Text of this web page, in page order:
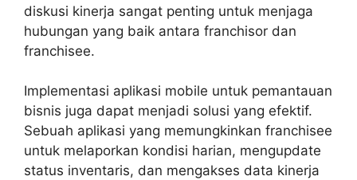
diskusi kinerja sangat penting untuk menjaga
hubungan yang baik antara franchisor dan
franchisee.
Implementasi aplikasi mobile untuk pemantauan
bisnis juga dapat menjadi solusi yang efektif.
Sebuah aplikasi yang memungkinkan franchisee
untuk melaporkan kondisi harian, mengupdate
status inventaris, dan mengakses data kinerja